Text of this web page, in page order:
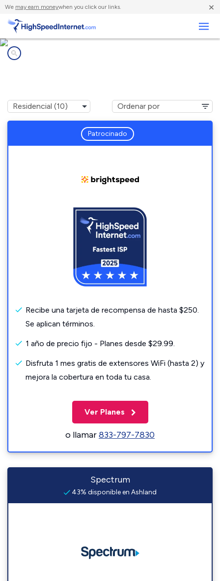
We may earn moneywhen you click our links. ×
Patrocinado
Recibe una tarjeta de recompensa de hasta $250.
Se aplican términos.
1 año de precio fijo - Planes desde $29.99.
Disfruta 1 mes gratis de extensores WiFi (hasta 2) y
mejora la cobertura en toda tu casa.
Ver Planes
o llamar833-797-7830
Spectrum
43% disponible en Ashland